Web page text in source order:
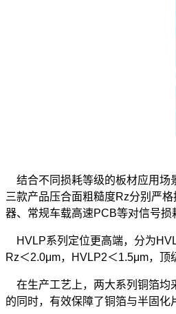
结合不同损耗等级的板材应用场
三款产品压合面粗糙度Rz分别严
器、常规车载高速PCB等对信号损
HVLP系列定位更高端，分为
Rz＜2.0μm，HVLP2＜1.5μm，顶
在生产工艺上，两大系列铜箔均
的同时，有效保障了铜箔与半固化